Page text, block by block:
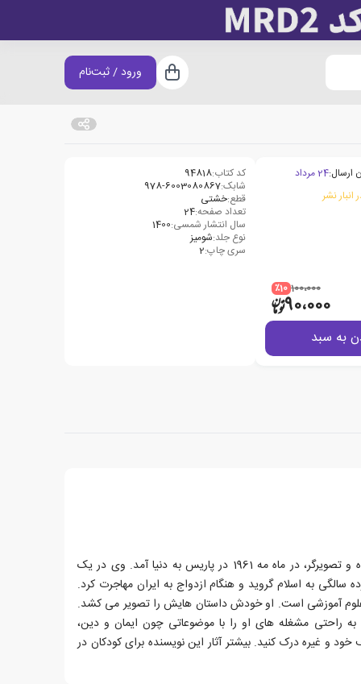
سبد خرید
ورود / ثبت‌نام
ارسال:24 مرداد
انبار نشر
100،000 ٪10
90،000
به سبد
کد کتاب:94818
شابک:978-6003080867
قطع:خشتی
تعداد صفحه:24
سال انتشار شمسی:1400
نوع جلد:شومیز
سری چاپ:2
کلر ژوبرت (Claire Jobert) نویسنده و تصویرگر، در ماه مه 1961 در پاریس به دنیا آمد. وی در یک
سالگی به اسلام گروید و هنگام ازدواج به ایران مهاجرت کرد.
آموزشی است. او خودش داستان هایش را تصویر می کشد.
به راحتی مشغله های او را با موضوعاتی چون ایمان و دین،
و غیره درک کنید. بیشتر آثار این نویسنده برای کودکان در